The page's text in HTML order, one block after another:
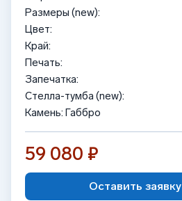
Размеры (new):
Цвет:
Край:
Печать:
Запечатка:
Стелла-тумба (new):
Камень: Габбро
59 080 ₽
Оставить заявку